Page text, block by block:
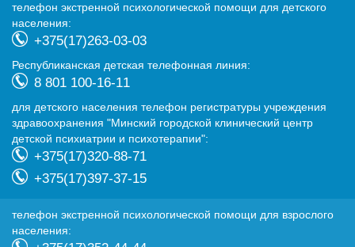
телефон экстренной психологической помощи для детского
населения:
+375(17)263-03-03
Республиканская детская телефонная линия:
8 801 100-16-11
для детского населения телефон регистратуры учреждения
здравоохранения "Минский городской клинический центр
детской психиатрии и психотерапии":
+375(17)320-88-71
+375(17)397-37-15
телефон экстренной психологической помощи для взрослого
населения: